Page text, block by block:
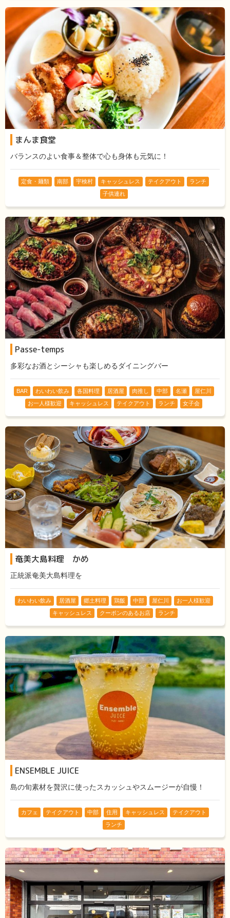
まんま食堂
バランスのよい食事＆整体で心も身体も元気に！
定食・麺類 南部 宇検村 キャッシュレス テイクアウト
ランチ
子供連れ
Passe-temps
多彩なお酒とシーシャも楽しめるダイニングバー
BAR わいわい飲み 各国料理 居酒屋 肉推し 中部 名瀬
屋仁川
お一人様歓迎
キャッシュレス テイクアウト ランチ 女子会
奄美大島料理 かめ
正統派奄美大島料理を
わいわい飲み 居酒屋 郷土料理 鶏飯 中部 屋仁川
お一人様歓迎
キャッシュレス
クーポンのあるお店 ランチ
ENSEMBLE JUICE
島の旬素材を贅沢に使ったスカッシュやスムージーが自慢！
カフェ テイクアウト 中部 住用 キャッシュレス
テイクアウト
ランチ